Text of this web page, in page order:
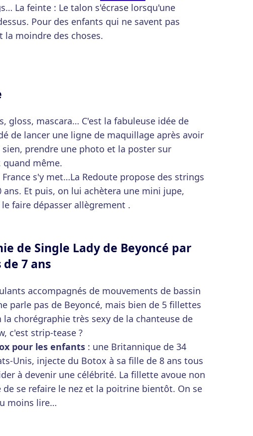
La feinte : Le talon s'écrase lorsqu'une
Pour des enfants qui ne savent pas
la moindre des choses.
gloss, mascara… C'est la fabuleuse idée de
de lancer une ligne de maquillage après avoir
prendre une photo et la poster sur
quand même.
s'y met…La Redoute propose des strings
Et puis, on lui achètera une mini jupe,
faire dépasser allègrement .
de Single Lady de Beyoncé par
7 ans
accompagnés de mouvements de bassin
parle pas de Beyoncé, mais bien de 5 fillettes
chorégraphie très sexy de la chanteuse de
c'est strip-tease ?
pour les enfants : une Britannique de 34
Unis, injecte du Botox à sa fille de 8 ans tous
à devenir une célébrité. La fillette avoue non
de se refaire le nez et la poitrine bientôt. On se
moins lire…